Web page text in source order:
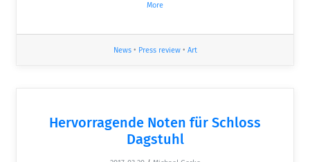
More
News• Press review• Art
Hervorragende Noten für Schloss
Dagstuhl